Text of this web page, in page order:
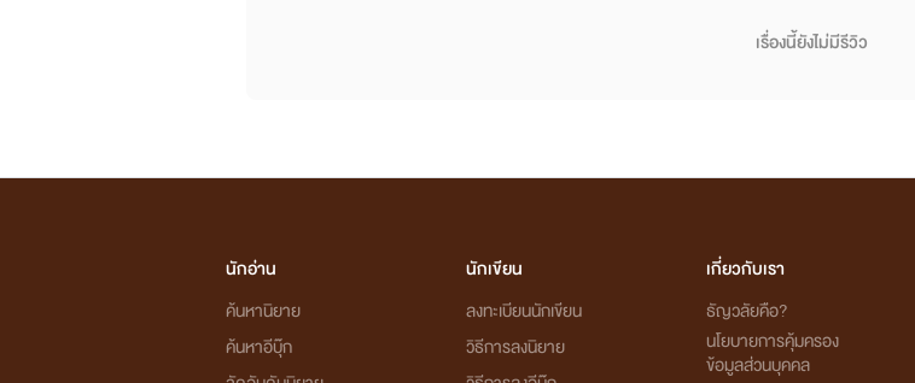
เรื่องนี้ยังไม่มีรีวิว
นักอ่าน
ค้นหานิยาย
ค้นหาอีบุ๊ก
นักเขียน
ลงทะเบียนนักเขียน
วิธีการลงนิยาย
เกี่ยวกับเรา
ธัญวลัยคือ?
นโยบายการคุ้มครอง
ข้อมูลส่วนบุคคล